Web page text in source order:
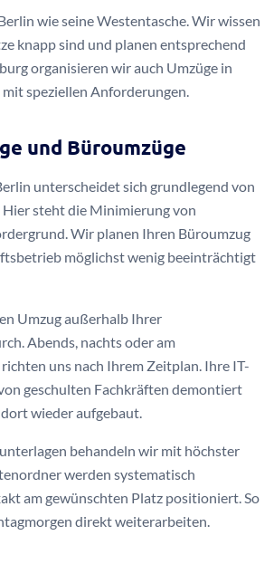
wie seine Westentasche. Wir wissen
knapp sind und planen entsprechend
organisieren wir auch Umzüge in
speziellen Anforderungen.
und Büroumzüge
unterscheidet sich grundlegend von
steht die Minimierung von
Wir planen Ihren Büroumzug
möglichst wenig beeinträchtigt
Umzug außerhalb Ihrer
Abends, nachts oder am
uns nach Ihrem Zeitplan. Ihre IT-
geschulten Fachkräften demontiert
wieder aufgebaut.
behandeln wir mit höchster
werden systematisch
am gewünschten Platz positioniert. So
direkt weiterarbeiten.